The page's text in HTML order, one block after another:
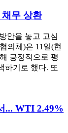
무 상환
안을 놓고 고심
의체)은 11일(현
긍정적으로 평
하기로 했다. 또
... WTI 2.49%